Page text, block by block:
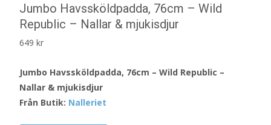
Jumbo Havssköldpadda, 76cm – Wild
Republic – Nallar & mjukisdjur
649 kr
Jumbo Havssköldpadda, 76cm – Wild Republic –
Nallar & mjukisdjur
Från Butik: Nalleriet